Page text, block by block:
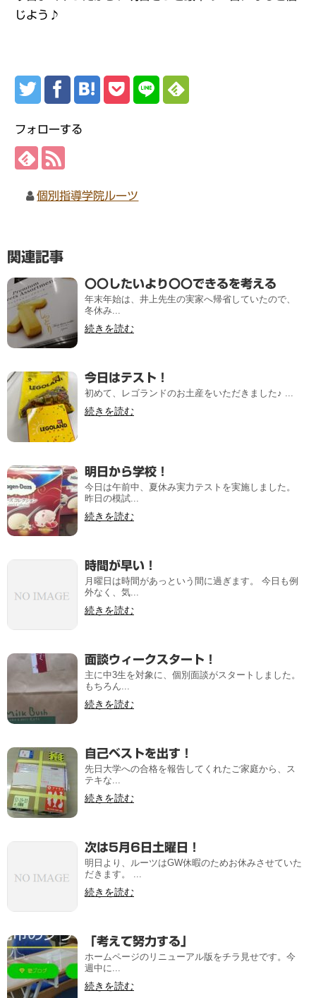
じよう♪
フォローする
個別指導学院ルーツ
関連記事
〇〇したいより〇〇できるを考える
年末年始は、井上先生の実家へ帰省していたので、
冬休み...
続きを読む
今日はテスト！
初めて、レゴランドのお土産をいただきました♪ ...
続きを読む
明日から学校！
今日は午前中、夏休み実力テストを実施しました。
昨日の模試...
続きを読む
時間が早い！
月曜日は時間があっという間に過ぎます。 今日も例
外なく、気...
続きを読む
面談ウィークスタート！
主に中3生を対象に、個別面談がスタートしました。
もちろん...
続きを読む
自己ベストを出す！
先日大学への合格を報告してくれたご家庭から、ス
テキな...
続きを読む
次は5月6日土曜日！
明日より、ルーツはGW休暇のためお休みさせていた
だきます。 ...
続きを読む
「考えて努力する」
ホームページのリニューアル版をチラ見せです。今
週中に...
続きを読む